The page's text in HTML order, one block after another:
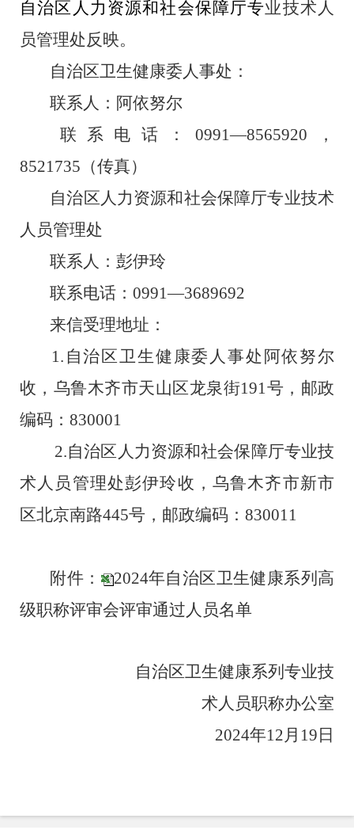
自治区人力资源和社会保障厅专业技术人
员管理处反映。
自治区卫生健康委人事处：
联系人：阿依努尔
联系电话： 0991—8565920 ，
8521735 （传真）
自治区人力资源和社会保障厅专业技术
人员管理处
联系人：彭伊玲
联系电话： 0991—3689692
来信受理地址：
1. 自治区卫生健康委人事处阿依努尔
收，乌鲁木齐市天山区龙泉街191号，邮政
编码： 830001
2.自治区人力资源和社会保障厅专业技
术人员管理处彭伊玲收，乌鲁木齐市新市
区北京南路445号，邮政编码： 830011
附件：
2024年自治区卫生健康系列高
级职称评审会评审通过人员名单
自治区卫生健康系列专业技
术人员职称办公室
2024年12月 19 日